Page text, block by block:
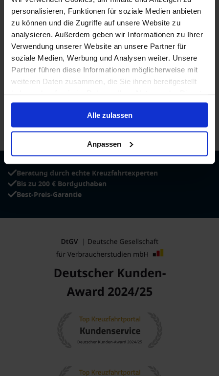
personalisieren, Funktionen für soziale Medien anbieten
zu können und die Zugriffe auf unsere Website zu
analysieren. Außerdem geben wir Informationen zu Ihrer
Verwendung unserer Website an unsere Partner für
soziale Medien, Werbung und Analysen weiter. Unsere
Partner führen diese Informationen möglicherweise mit
weiteren Daten zusammen, die Sie ihnen bereitgestellt
gesammelt haben.
Alle zulassen
Anpassen
/ Princess Cruises / Grand Princess /
Kabinen und Deckplan
Beratung durch echte Kreuzfahrtexperten
Bis zu 200 € Bordguthaben
Best-Preis-Garantie